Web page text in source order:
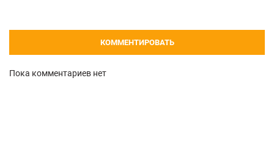
КОММЕНТИРОВАТЬ
Пока комментариев нет